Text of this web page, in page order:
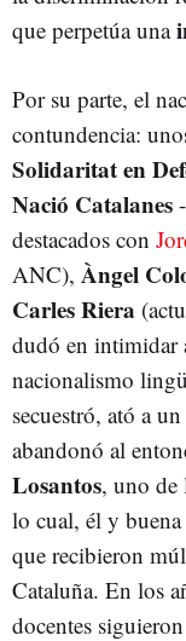
que perpetúa una
Por su parte, el
contundencia:
Solidaritat en
Nació Catalanes
destacados con
ANC), Àngel
Carles Riera
dudó en intimidar
nacionalismo
secuestró, ató a
abandonó al
Losantos, uno de
lo cual, él y
que recibieron
Cataluña. En los
docentes